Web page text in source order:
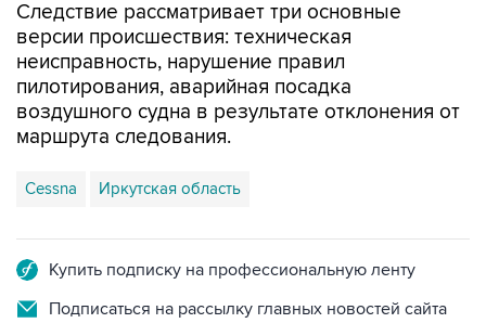
Следствие рассматривает три основные
версии происшествия: техническая
неисправность, нарушение правил
пилотирования, аварийная посадка
воздушного судна в результате отклонения от
маршрута следования.
Cessna Иркутская область
Купить подписку на профессиональную ленту
Подписаться на рассылку главных новостей сайта